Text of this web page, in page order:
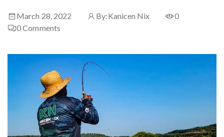
March 28, 2022 By:Kanicen Nix
0
0Comments